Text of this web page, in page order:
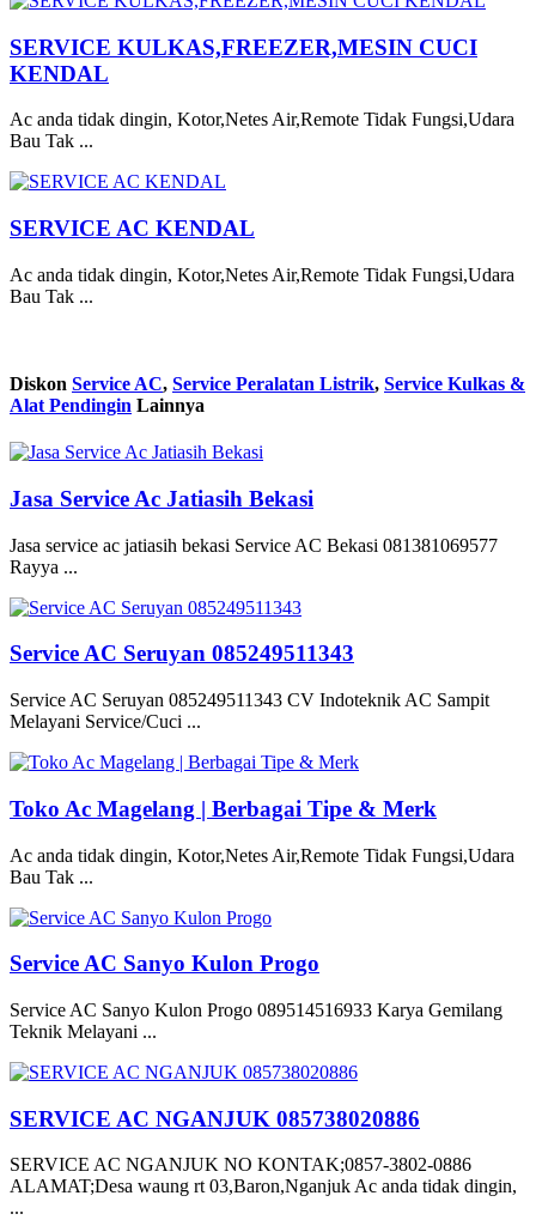
SERVICE KULKAS,FREEZER,MESIN CUCI
KENDAL
Ac anda tidak dingin, Kotor,Netes Air,Remote Tidak Fungsi,Udara
Bau Tak ...
SERVICE AC KENDAL
Ac anda tidak dingin, Kotor,Netes Air,Remote Tidak Fungsi,Udara
Bau Tak ...
Diskon Service AC, Service Peralatan Listrik, Service Kulkas &
Alat Pendingin Lainnya
Jasa Service Ac Jatiasih Bekasi
Jasa service ac jatiasih bekasi Service AC Bekasi 081381069577
Rayya ...
Service AC Seruyan 085249511343
Service AC Seruyan 085249511343 CV Indoteknik AC Sampit
Melayani Service/Cuci ...
Toko Ac Magelang | Berbagai Tipe & Merk
Ac anda tidak dingin, Kotor,Netes Air,Remote Tidak Fungsi,Udara
Bau Tak ...
Service AC Sanyo Kulon Progo
Service AC Sanyo Kulon Progo 089514516933 Karya Gemilang
Teknik Melayani ...
SERVICE AC NGANJUK 085738020886
SERVICE AC NGANJUK NO KONTAK;0857-3802-0886
ALAMAT;Desa waung rt 03,Baron,Nganjuk Ac anda tidak dingin,
...